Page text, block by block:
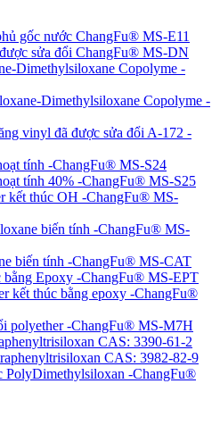
gốc nước ChangFu® MS-E11
sửa đổi ChangFu® MS-DN
Dimethylsiloxane Copolyme -
Dimethylsiloxane Copolyme -
vinyl đã được sửa đổi A-172 -
tính -ChangFu® MS-S24
tính 40% -ChangFu® MS-S25
kết thúc OH -ChangFu® MS-
biến tính -ChangFu® MS-
biến tính -ChangFu® MS-CAT
bằng Epoxy -ChangFu® MS-EPT
kết thúc bằng epoxy -ChangFu®
polyether -ChangFu® MS-M7H
CAS: 3390-61-2
CAS: 3982-82-9
PolyDimethylsiloxan -ChangFu®